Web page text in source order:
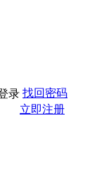
录 找回密码
立即注册